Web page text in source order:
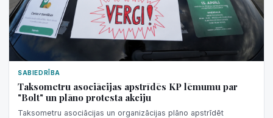
SABIEDRĪBA
Taksometru asociācijas apstrīdēs KP lēmumu par
"Bolt" un plāno protesta akciju
Taksometru asociācijas un organizācijas plāno apstrīdēt